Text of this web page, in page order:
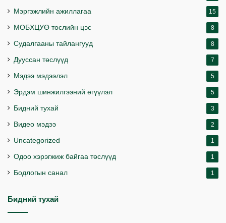
Мэргэжлийн ажиллагаа 15
МОБХЦУӨ төслийн цэс 8
Судалгааны тайлангууд 8
Дууссан төслүүд 7
Мэдээ мэдээлэл 5
Эрдэм шинжилгээний өгүүлэл 5
Бидний тухай 3
Видео мэдээ 2
Uncategorized 1
Одоо хэрэгжиж байгаа төслүүд 1
Бодлогын санал 1
Бидний тухай